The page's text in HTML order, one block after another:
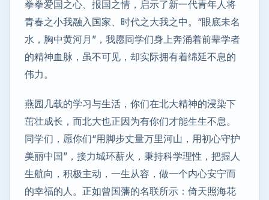
拳拳爱国之心、报国之情，启示了新一代青年人将
青春之小我融入国家、时代之大我之中。“眼底未名
水，胸中黄河月”，我愿同学们身上奔涌着前辈学者
的精神血脉，虽不可见，却实际拥有着绵延不息的
伟力。
燕园几载的学习与生活，你们在北大精神的浸染下
茁壮成长，而北大也正因为有你们才能生生不息。
同学们，愿你们“用脚步丈量万里河山，用初心守护
美丽中国”，接力城环薪火，秉持科学理性，把握人
生航向，积极主动，一生从容，做一个内心安宁而
的幸福的人。正如曾国藩的名联所示：倚天照海花